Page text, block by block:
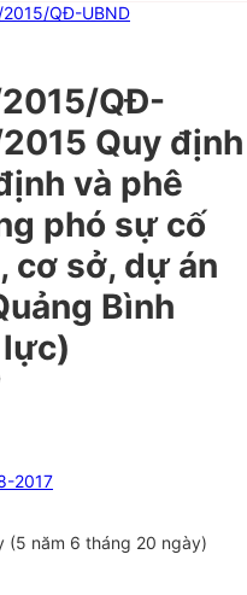
QĐ-UBND
QĐ-
Quy định
và phê
phó sự cố
cơ sở, dự án
Bình
lực)
2017
(5 năm 6 tháng 20 ngày)